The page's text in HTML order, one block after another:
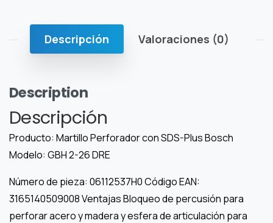
Descripción Valoraciones (0)
Description
Descripción
Producto: Martillo Perforador con SDS-Plus Bosch
Modelo: GBH 2-26 DRE
Número de pieza: 06112537H0 Código EAN:
3165140509008 Ventajas Bloqueo de percusión para
perforar acero y madera y esfera de articulación para